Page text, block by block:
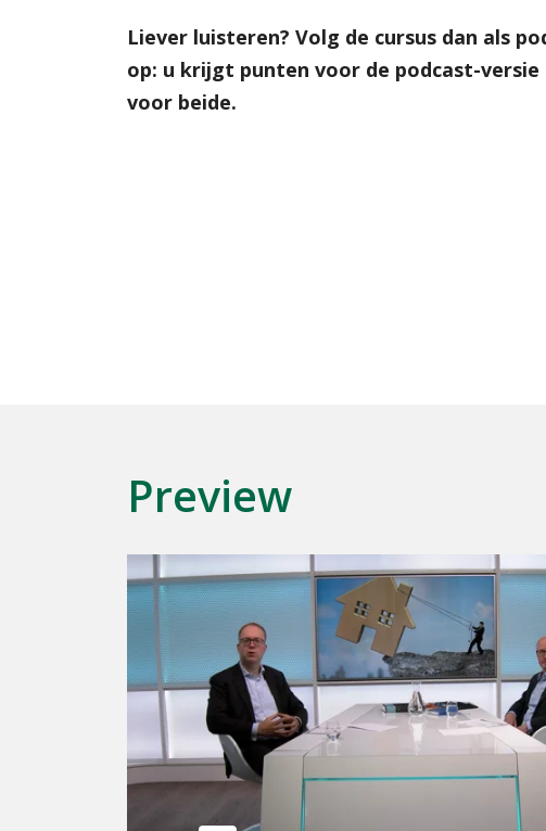
Liever luisteren? Volg de cursus dan als
op: u krijgt punten voor de podcast-
voor beide.
Preview